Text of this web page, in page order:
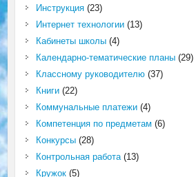
Инструкция(23)
Интернет технологии(13)
Кабинеты школы(4)
Календарно-тематические планы(29)
Классному руководителю(37)
Книги(22)
Коммунальные платежи(4)
Компетенция по предметам (6)
Конкурсы(28)
Контрольная работа(13)
Кружок(5)